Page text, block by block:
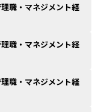
職・マネジメント経
職・マネジメント経
職・マネジメント経